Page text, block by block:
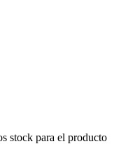
stock para el producto